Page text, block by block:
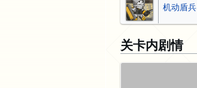
机动盾兵
关卡内剧情